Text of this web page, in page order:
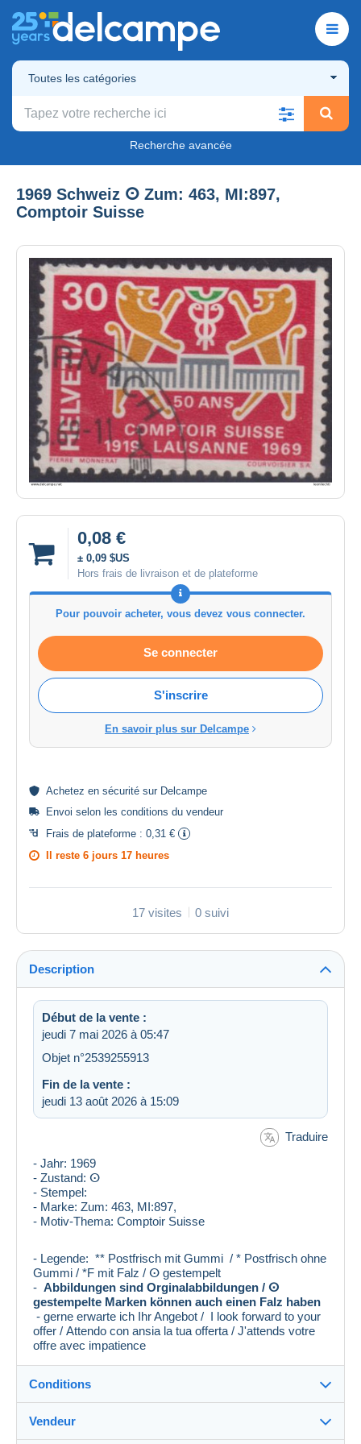
Toutes les catégories
Recherche avancée
1969 Schweiz ⵙ Zum: 463, MI:897,
Comptoir Suisse
0,08 €
± 0,09 $US
Hors frais de livraison et de plateforme
Pour pouvoir acheter, vous devez vous connecter.
Se connecter
S'inscrire
En savoir plus sur Delcampe
Achetez en sécurité sur Delcampe
Envoi selon les conditions du vendeur
Frais de plateforme : 0,31 €
Il reste 6 jours 17 heures
17 visites 0 suivi
Description
Début de la vente :
jeudi 7 mai 2026 à 05:47
Objet n°2539255913
Fin de la vente :
jeudi 13 août 2026 à 15:09
Traduire
- Jahr: 1969
- Zustand: ⵙ
- Stempel:
- Marke: Zum: 463, MI:897,
- Motiv-Thema: Comptoir Suisse
- Legende: ** Postfrisch mit Gummi / * Postfrisch ohne
Gummi / *F mit Falz / ⵙ gestempelt
- Abbildungen sind Orginalabbildungen / ⵙ
gestempelte Marken können auch einen Falz haben
- gerne erwarte ich Ihr Angebot / I look forward to your
offer / Attendo con ansia la tua offerta / J'attends votre
offre avec impatience
Conditions
Destination :
Vendeur